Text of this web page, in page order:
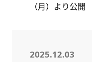
（月）より公開
2025.12.03